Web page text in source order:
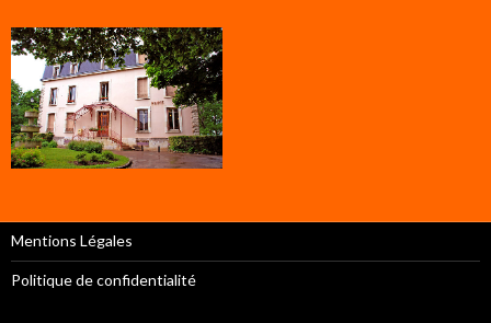
Mentions Légales
Politique de confidentialité